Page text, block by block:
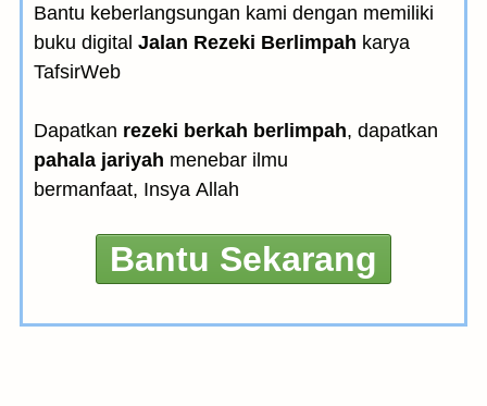
Bantu keberlangsungan kami dengan memiliki
buku digital Jalan Rezeki Berlimpah karya
TafsirWeb
Dapatkan rezeki berkah berlimpah, dapatkan
pahala jariyah menebar ilmu
bermanfaat, Insya Allah
Bantu Sekarang